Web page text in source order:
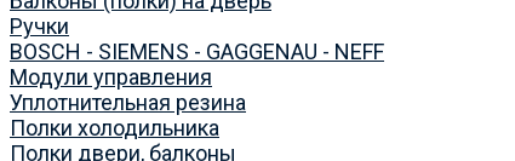
Ручки
BOSCH - SIEMENS - GAGGENAU - NEFF
Модули управления
Уплотнительная резина
Полки холодильника
Полки двери, балконы